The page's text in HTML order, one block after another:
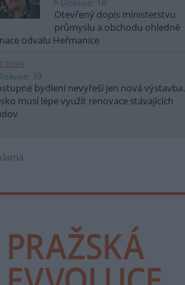
Otevřený dopis ministerstvu
průmyslu a obchodu ohledně
odvalu Heřmanice
39
bydlení nevyřeší jen nová výstavba.
musí lépe využít renovace stávajících